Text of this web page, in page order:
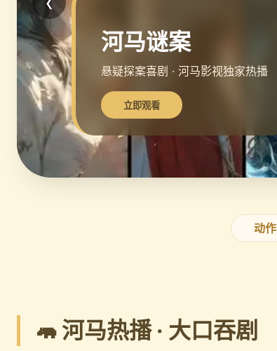
河马谜案
悬疑探案喜剧 · 河马影视独家热播
立即观看
动作
🦛 河马热播 · 大口吞剧